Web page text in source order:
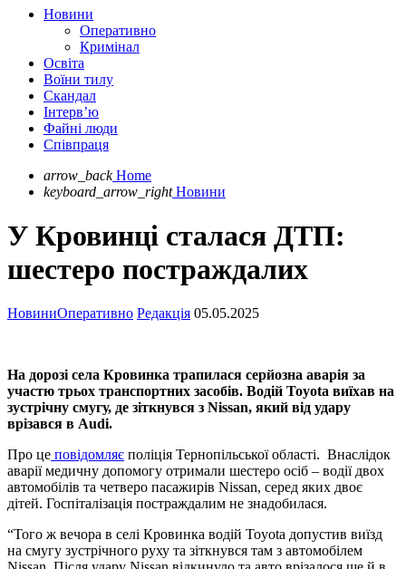
Новини
Оперативно
Кримінал
Освіта
Воїни тилу
Скандал
Інтерв’ю
Файні люди
Співпраця
arrow_back Home
keyboard_arrow_right Новини
У Кровинці сталася ДТП:
шестеро постраждалих
НовиниОперативно Редакція 05.05.2025
На дорозі села Кровинка трапилася серйозна аварія за
участю трьох транспортних засобів. Водій Toyota виїхав на
зустрічну смугу, де зіткнувся з Nissan, який від удару
врізався в Audi.
Про це повідомляє поліція Тернопільської області. Внаслідок
аварії медичну допомогу отримали шестеро осіб – водії двох
автомобілів та четверо пасажирів Nissan, серед яких двоє
дітей. Госпіталізація постраждалим не знадобилася.
“Того ж вечора в селі Кровинка водій Toyota допустив виїзд
на смугу зустрічного руху та зіткнувся там з автомобілем